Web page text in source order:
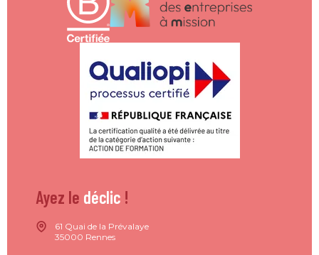
Ayez le déclic !
61 Quai de la Prévalaye
35000 Rennes